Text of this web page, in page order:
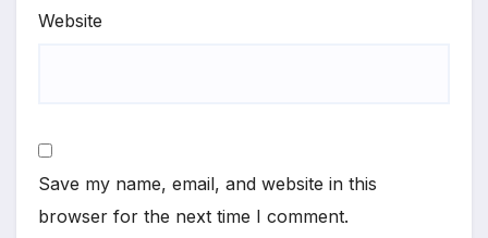
Website
Save my name, email, and website in this
browser for the next time I comment.